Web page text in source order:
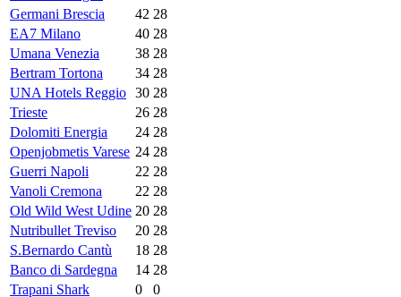
Germani Brescia
42 28
EA7 Milano
40 28
Umana Venezia
38 28
Bertram Tortona
34 28
UNA Hotels Reggio 30 28
Trieste
26 28
Dolomiti Energia
24 28
Openjobmetis Varese 24 28
Guerri Napoli
22 28
Vanoli Cremona
22 28
Old Wild West Udine 20 28
Nutribullet Treviso
20 28
S.Bernardo Cantù
18 28
Banco di Sardegna
14 28
Trapani Shark
0 0